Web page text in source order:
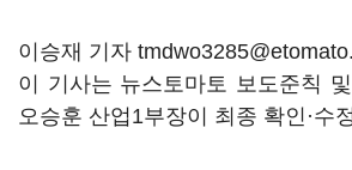
이승재 기자
이 기사는 뉴스토마토 보도준칙
오승훈 산업1부장이 최종 확인·수